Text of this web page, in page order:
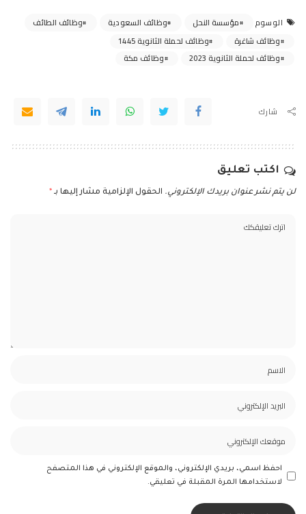
الوسوم مؤسسة النحل وظائف السعودية
وظائف الطائف
وظائف شاغرة
وظائف لحملة الثانوية 1445
وظائف لحملة الثانوية 2023
وظائف مكة
شارك
اكتب تعليق
لن يتم نشر عنوان بريدك الإلكتروني. الحقول الإلزامية مشار إليها بـ *
احفظ اسمي، بريدي الإلكتروني، والموقع الإلكتروني في هذا المتصفح
لاستخدامها المرة المقبلة في تعليقي.